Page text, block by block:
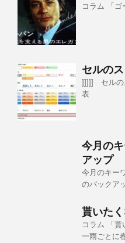
コラム 「
セルの
]]]]] セル
表
今月の
アップ
今月のキー
のバックア
貰いた
コラム 「貰
一雨ごとに